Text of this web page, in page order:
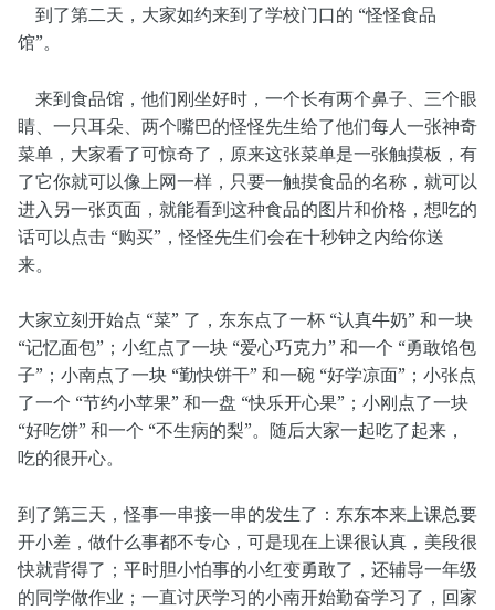
到了第二天，大家如约来到了学校门口的 “怪怪食品
馆”。
来到食品馆，他们刚坐好时，一个长有两个鼻子、三个眼
睛、一只耳朵、两个嘴巴的怪怪先生给了他们每人一张神奇
菜单，大家看了可惊奇了，原来这张菜单是一张触摸板，有
了它你就可以像上网一样，只要一触摸食品的名称，就可以
进入另一张页面，就能看到这种食品的图片和价格，想吃的
话可以点击 “购买”，怪怪先生们会在十秒钟之内给你送
来。
大家立刻开始点 “菜” 了，东东点了一杯 “认真牛奶” 和一块
“记忆面包”；小红点了一块 “爱心巧克力” 和一个 “勇敢馅包
子”；小南点了一块 “勤快饼干” 和一碗 “好学凉面”；小张点
了一个 “节约小苹果” 和一盘 “快乐开心果”；小刚点了一块
“好吃饼” 和一个 “不生病的梨”。随后大家一起吃了起来，
吃的很开心。
到了第三天，怪事一串接一串的发生了：东东本来上课总要
开小差，做什么事都不专心，可是现在上课很认真，美段很
快就背得了；平时胆小怕事的小红变勇敢了，还辅导一年级
的同学做作业；一直讨厌学习的小南开始勤奋学习了，回家